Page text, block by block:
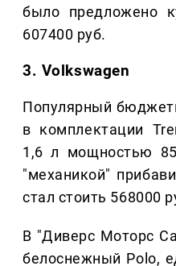
было предложено
607400 руб.
3. Volkswagen
Популярный
в комплектации
1,6 л мощностью
"механикой"
стал стоить 568000
В "Диверс Моторс
белоснежный Polo,